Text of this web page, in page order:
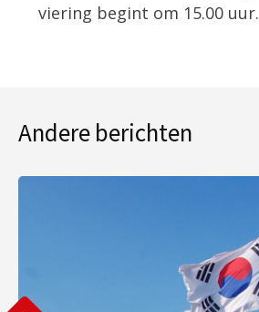
viering begint om 15.00 uur.
Andere berichten